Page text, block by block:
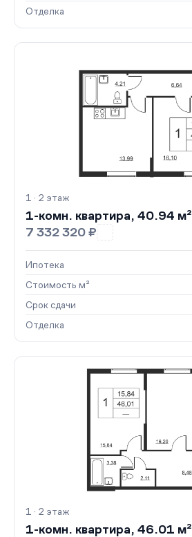
Отделка
1 · 2 этаж
1-комн. квартира, 40.94 м²
7 332 320 ₽
Ипотека
Стоимость м²
Срок сдачи
Отделка
1 · 2 этаж
1-комн. квартира, 46.01 м²